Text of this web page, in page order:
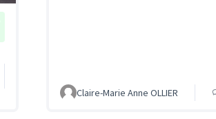
Claire-Marie Anne OLLIER